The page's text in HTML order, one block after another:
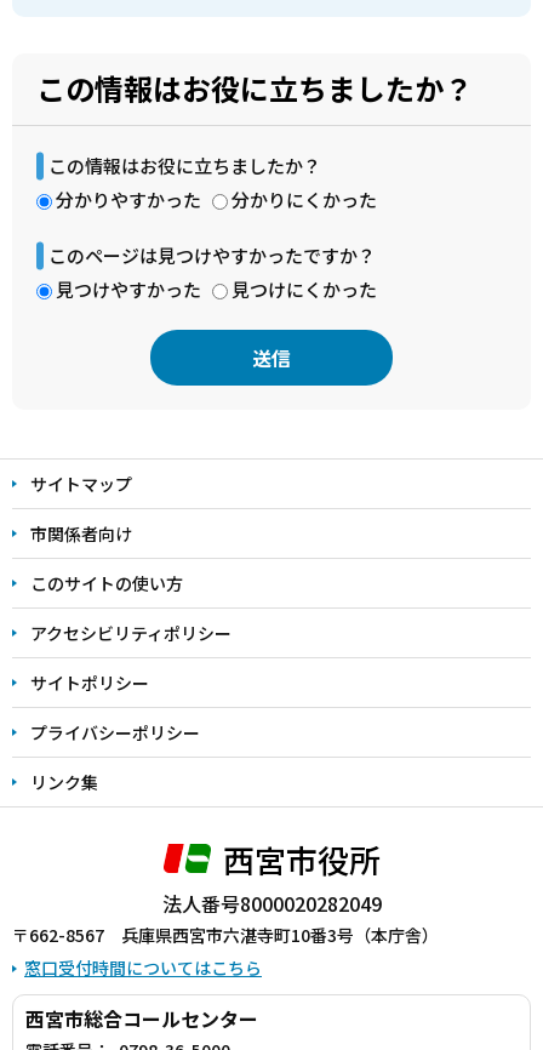
この情報はお役に立ちましたか？
この情報はお役に立ちましたか？
分かりやすかった
分かりにくかった
このページは見つけやすかったですか？
見つけやすかった
見つけにくかった
文
こ
こ
ま
で
サイトマップ
市関係者向け
このサイトの使い方
アクセシビリティポリシー
サイトポリシー
プライバシーポリシー
リンク集
西宮市役所
法人番号8000020282049
〒662-8567 兵庫県西宮市六湛寺町10番3号（本庁舎）
窓口受付時間についてはこちら
西宮市総合コールセンター